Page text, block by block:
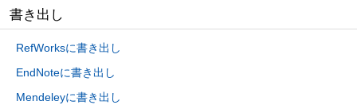
書き出し
RefWorksに書き出し
EndNoteに書き出し
Mendeleyに書き出し